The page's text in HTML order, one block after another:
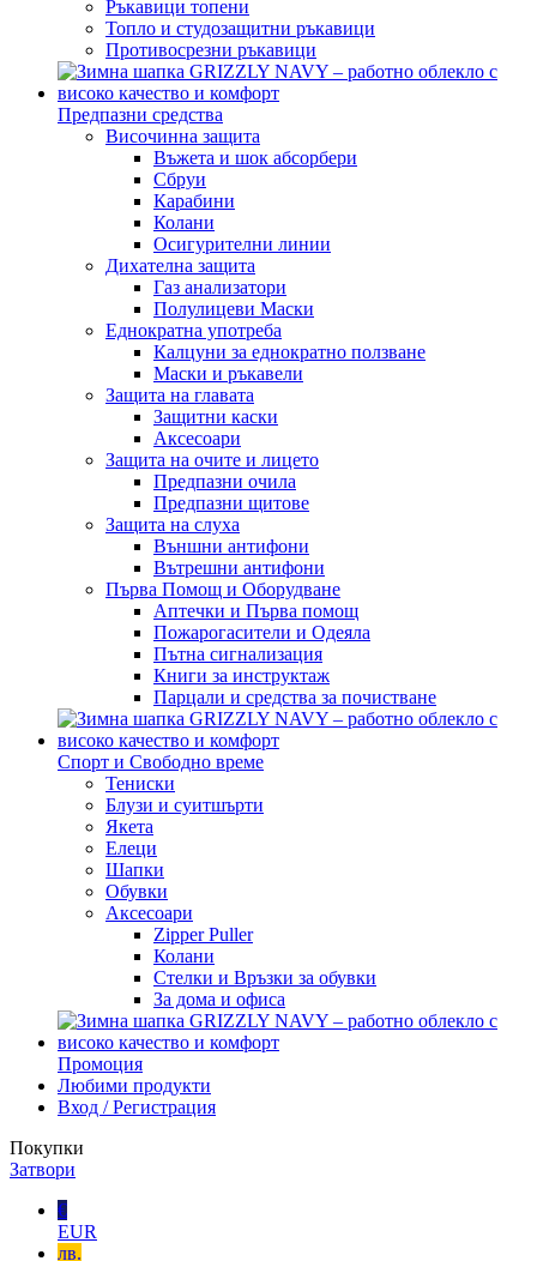
Ръкавици топени
Топло и студозащитни ръкавици
Противосрезни ръкавици
Предпазни средства
Височинна защита
Въжета и шок абсорбери
Сбруи
Карабини
Колани
Осигурителни линии
Дихателна защита
Газ анализатори
Полулицеви Маски
Еднократна употреба
Калцуни за еднократно ползване
Маски и ръкавели
Защита на главата
Защитни каски
Аксесоари
Защита на очите и лицето
Предпазни очила
Предпазни щитове
Защита на слуха
Външни антифони
Вътрешни антифони
Първа Помощ и Оборудване
Аптечки и Първа помощ
Пожарогасители и Одеяла
Пътна сигнализация
Книги за инструктаж
Парцали и средства за почистване
Спорт и Свободно време
Тениски
Блузи и суитшърти
Якета
Елеци
Шапки
Обувки
Аксесоари
Zipper Puller
Колани
Стелки и Връзки за обувки
За дома и офиса
Промоция
Любими продукти
Вход / Регистрация
Покупки
Затвори
€
EUR
лв.